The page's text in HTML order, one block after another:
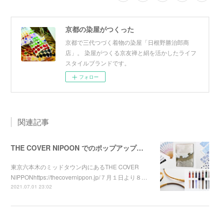
京都の染屋がつくった
京都で三代つづく着物の染屋「日根野勝治郎商
店」。 染屋がつくる京友禅と絹を活かしたライフ
スタイルブランドです。
フォロー
関連記事
THE COVER NIPOON でのポップアップが始まりました！！
東京六本木のミッドタウン内にあるTHE COVER
NIPPONhttps://thecovernippon.jp/７月１日より８…
2021.07.01 23:02